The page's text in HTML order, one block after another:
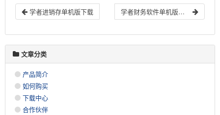
学者进销存单机版下载 学者财务软件单机版升级补丁
文章分类
产品简介
如何购买
下载中心
合作伙伴